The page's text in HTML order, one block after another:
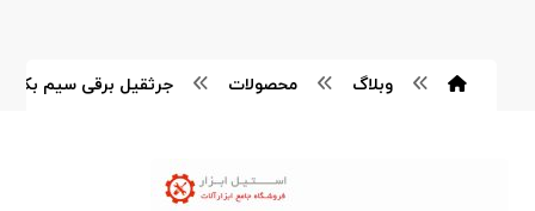
وبلاگ محصولات جرثقیل برقی سیم بکسلی